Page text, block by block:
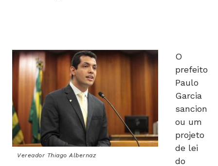
Vereador Thiago Albernaz
prefeito
Paulo
Garcia
sancion
ou um
projeto
de lei
do
vereado